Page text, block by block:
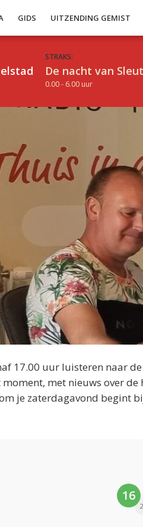
GIDS UITZENDING GEMIST
STRAKS:
De nacht van
0.00 - 6.00 uur
17.00 uur luisteren naar
met nieuws over
je zaterdagavond begint
16